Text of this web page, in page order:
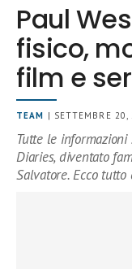
Paul
fisico,
film e
TEAM | SETTEMBRE 20,
Tutte le informazioni
Diaries, diventato
Salvatore. Ecco